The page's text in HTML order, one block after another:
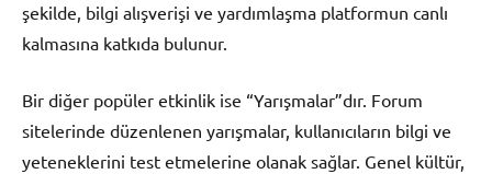
şekilde, bilgi alışverişi ve yardımlaşma platformun canlı
kalmasına katkıda bulunur.
Bir diğer popüler etkinlik ise “Yarışmalar”dır. Forum
sitelerinde düzenlenen yarışmalar, kullanıcıların bilgi ve
yeteneklerini test etmelerine olanak sağlar. Genel kültür,